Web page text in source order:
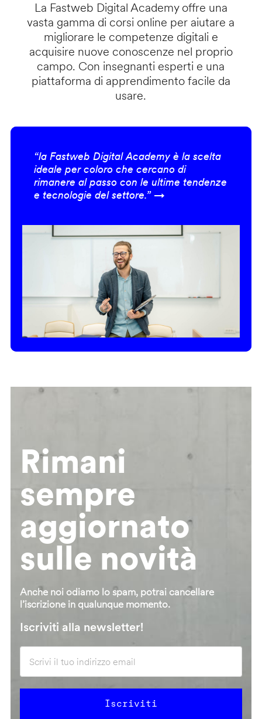
La Fastweb Digital Academy offre una
vasta gamma di corsi online per aiutare a
migliorare le competenze digitali e
acquisire nuove conoscenze nel proprio
campo. Con insegnanti esperti e una
piattaforma di apprendimento facile da
usare.
“la Fastweb Digital Academy è la scelta
ideale per coloro che cercano di
rimanere al passo con le ultime tendenze
e tecnologie del settore.” →
Rimani
sempre
aggiornato
sulle novità
Anche noi odiamo lo spam, potrai cancellare
l’iscrizione in qualunque momento.
Iscriviti alla newsletter!